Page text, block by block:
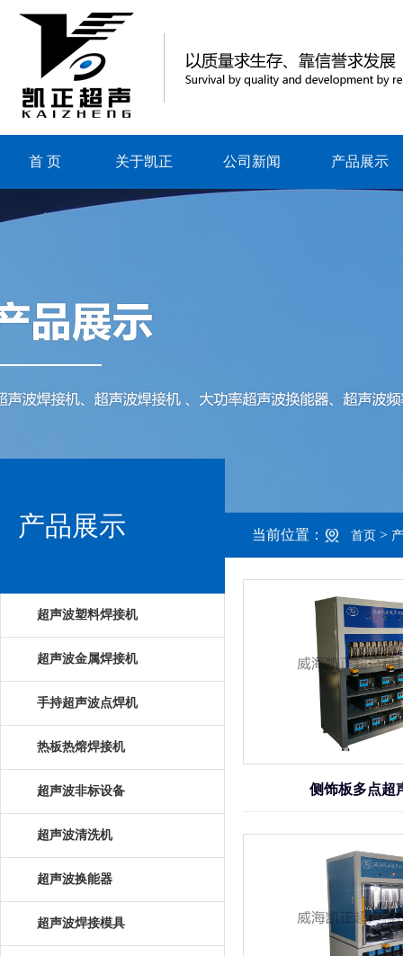
首 页 关于凯正 公司新闻 产品展示
当前位置： 首页 >
产品展示
超声波塑料焊接机
超声波金属焊接机
手持超声波点焊机
热板热熔焊接机
超声波非标设备
超声波清洗机
超声波换能器
超声波焊接模具
侧饰板多点超